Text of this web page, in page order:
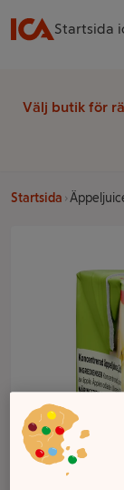
Startsida
Välj butik för
Startsida